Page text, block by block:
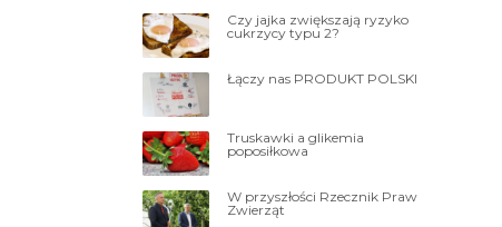
Czy jajka zwiększają ryzyko
cukrzycy typu 2?
Łączy nas PRODUKT POLSKI
Truskawki a glikemia
poposiłkowa
W przyszłości Rzecznik Praw
Zwierząt